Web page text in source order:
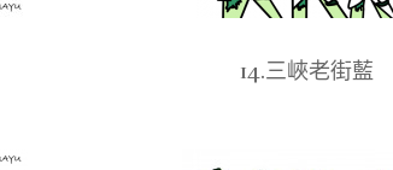
14.三峽老街藍